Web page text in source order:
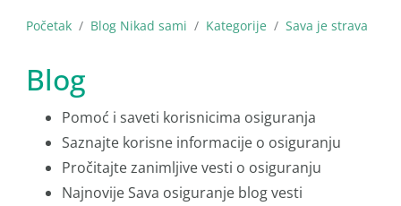
Početak Blog Nikad sami Kategorije Sava je strava
Blog
Pomoć i saveti korisnicima osiguranja
Saznajte korisne informacije o osiguranju
Pročitajte zanimljive vesti o osiguranju
Najnovije Sava osiguranje blog vesti